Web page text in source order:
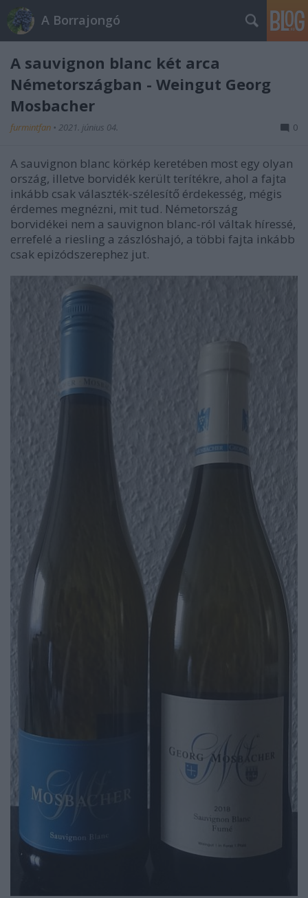
A Borrajongó
A sauvignon blanc két arca
Németországban - Weingut Georg
Mosbacher
furmintfan • 2021. június 04. 0
A sauvignon blanc körkép keretében most egy olyan
ország, illetve borvidék került terítékre, ahol a fajta
inkább csak választék-szélesítő érdekesség, mégis
érdemes megnézni, mit tud. Németország
borvidékei nem a sauvignon blanc-ról váltak híressé,
errefelé a riesling a zászlóshajó, a többi fajta inkább
csak epizódszerephez jut.